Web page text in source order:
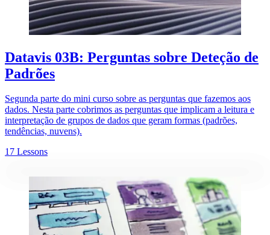
Datavis 03B: Perguntas sobre Deteção de
Padrões
Segunda parte do mini curso sobre as perguntas que fazemos aos
dados. Nesta parte cobrimos as perguntas que implicam a leitura e
interpretação de grupos de dados que geram formas (padrões,
tendências, nuvens).
17 Lessons